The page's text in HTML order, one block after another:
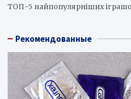
ТОП-5 найпопулярніших
Рекомендованные